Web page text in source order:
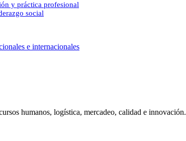
y práctica profesional
social
e internacionales
humanos, logística, mercadeo, calidad e innovación.